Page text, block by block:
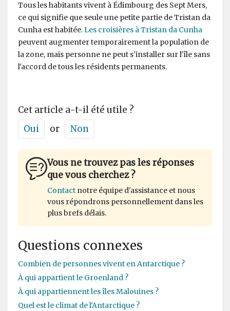
Tous les habitants vivent à Édimbourg des Sept Mers,
ce qui signifie que seule une petite partie de Tristan da
Cunha est habitée.Les croisières à Tristan da Cunha
peuvent augmenter temporairement la population de
la zone, mais personne ne peut s'installer sur l'île sans
l'accord de tous les résidents permanents.
Cet article a-t-il été utile ?
Oui
or Non
Vous ne trouvez pas les réponses
que vous cherchez ?
Contact notre équipe d'assistance et nous
vous répondrons personnellement dans les
plus brefs délais.
Questions connexes
Combien de personnes vivent en Antarctique ?
À qui appartient le Groenland ?
À qui appartiennent les îles Malouines ?
Quel est le climat de l'Antarctique ?